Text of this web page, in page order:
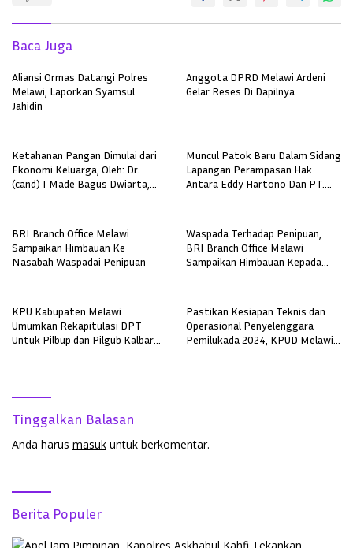
Baca Juga
Aliansi Ormas Datangi Polres
Melawi, Laporkan Syamsul
Jahidin
Anggota DPRD Melawi Ardeni
Gelar Reses Di Dapilnya
Ketahanan Pangan Dimulai dari
Ekonomi Keluarga, Oleh: Dr.
(cand) I Made Bagus Dwiarta,
Surabaya
Muncul Patok Baru Dalam Sidang
Lapangan Perampasan Hak
Antara Eddy Hartono Dan PT.
BRI Branch Office Melawi
Sampaikan Himbauan Ke
Nasabah Waspadai Penipuan
Waspada Terhadap Penipuan,
BRI Branch Office Melawi
Sampaikan Himbauan Kepada
KPU Kabupaten Melawi
Umumkan Rekapitulasi DPT
Untuk Pilbup dan Pilgub Kalbar
Pastikan Kesiapan Teknis dan
Operasional Penyelenggara
Pemilukada 2024, KPUD Melawi
Tinggalkan Balasan
Anda harus masuk untuk berkomentar.
Berita Populer